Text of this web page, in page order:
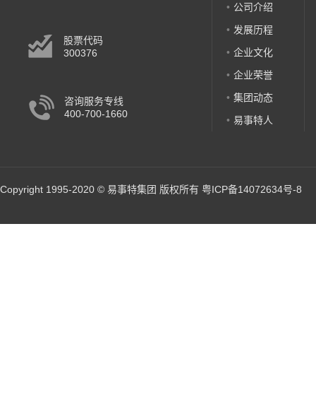
股票代码
300376
咨询服务专线
400-700-1660
公司介绍
发展历程
企业文化
企业荣誉
集团动态
易事特人
Copyright 1995-2020 © 易事特集团 版权所有 粤ICP备14072634号-8